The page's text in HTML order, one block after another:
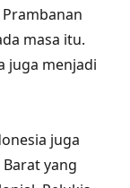
masa itu.
juga menjadi
juga
yang